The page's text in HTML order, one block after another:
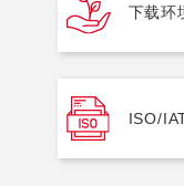
下载环
ISO/